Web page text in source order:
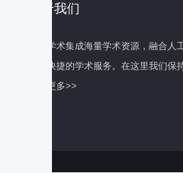
关于我们
百度学术集成海量学术资源，融合
全面快捷的学术服务。在这里我们
了解更多>>